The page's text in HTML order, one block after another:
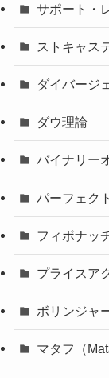
サポート・
ストキャス
ダイバージ
ダウ理論
バイナリー
パーフェク
フィボナッ
プライスア
ボリンジャ
マタフ（